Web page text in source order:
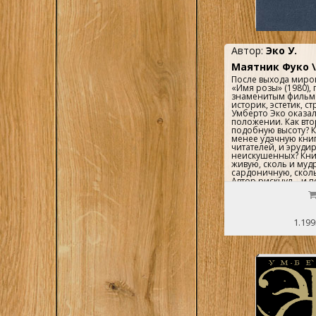
Тернопіль 1
Фолио, Х.
Эксмо, М.
Автор: Эко У.
Маятник Фуко
После выхода
«Имя розы» (1980),
знаменитым
историк, эстетик,
Умберто Эко
положении. Как
подобную высоту?
менее удачную
читателей, и
неискушенных?
живую, сколь и
сардоничную,
Автор рискнул – и
прежний рекорд.
(1988)
разрешил это
взаимодействуют
миланского
храмовники,
антифашисты-
и о легендарных
тайных хозяевах
напомнить:
тогда, когда ее
неоспоримый